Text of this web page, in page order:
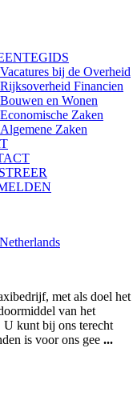
Vacatures bij de Overheid
Rijksoverheid Financien
Bouwen en Wonen
Economische Zaken
Algemene Zaken
met als doel het
van het
U kunt bij ons terecht
is voor ons gee ...